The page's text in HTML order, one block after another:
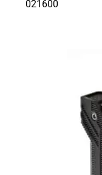
021600